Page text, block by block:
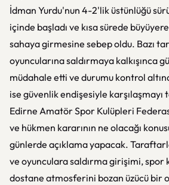
İdman Yurdu'nun 4-2'lik üstünlüğü
içinde başladı ve kısa sürede
sahaya girmesine sebep oldu. Bazı
oyuncularına saldırmaya kalkışınca
müdahale etti ve durumu kontrol
ise güvenlik endişesiyle karşılaşmayı
Edirne Amatör Spor Kulüpleri
ve hükmen kararının ne olacağı
günlerde açıklama yapacak.
ve oyunculara saldırma girişimi, spor
dostane atmosferini bozan üzücü bir